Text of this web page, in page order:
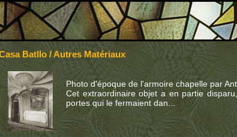
Batllo / Autres Matériaux
Photo d'époque de l'armoire chapelle par
Cet extraordinaire objet a en partie
portes qui le fermaient dan...